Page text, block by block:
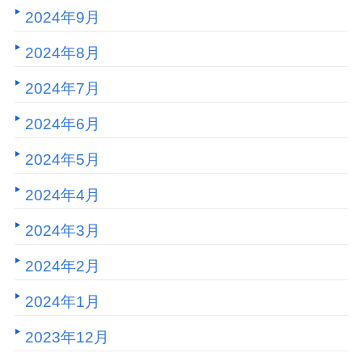
2024年9月
2024年8月
2024年7月
2024年6月
2024年5月
2024年4月
2024年3月
2024年2月
2024年1月
2023年12月